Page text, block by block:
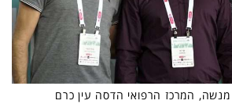
מנשה, המרכז הרפואי הדסה עין כרם